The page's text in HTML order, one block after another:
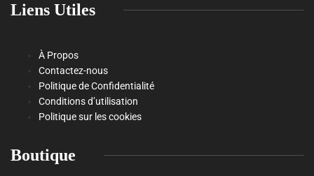
Liens Utiles
À Propos
Contactez-nous
Politique de Confidentialité
Conditions d’utilisation
Politique sur les cookies
Boutique